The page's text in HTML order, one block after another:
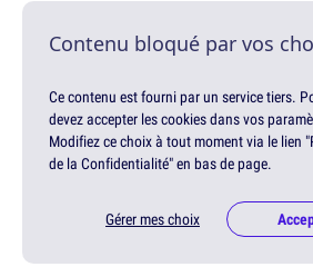
Contenu bloqué par vos
Ce contenu est fourni par un service tiers.
devez accepter les cookies dans vos
Modifiez ce choix à tout moment via le lien
de la Confidentialité" en bas de page.
Gérer mes choix